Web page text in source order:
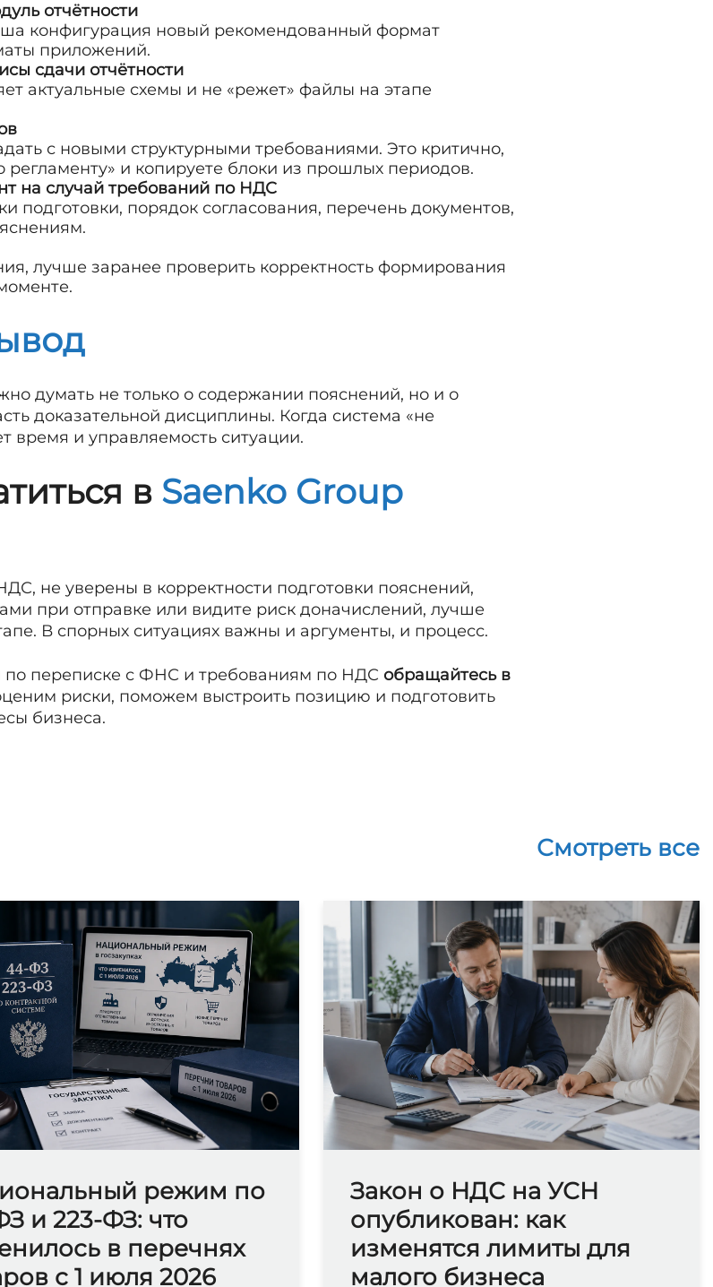
отчётности
конфигурация новый рекомендованный формат
приложений.
сдачи отчётности
актуальные схемы и не «режет» файлы на этапе
с новыми структурными требованиями. Это критично,
регламенту» и копируете блоки из прошлых периодов.
на случай требований по НДС
подготовки, порядок согласования, перечень документов,
лучше заранее проверить корректность формирования
думать не только о содержании пояснений, но и о
доказательной дисциплины. Когда система «не
время и управляемость ситуации.
в Saenko Group
не уверены в корректности подготовки пояснений,
при отправке или видите риск доначислений, лучше
В спорных ситуациях важны и аргументы, и процесс.
по переписке с ФНС и требованиям по НДС обращайтесь в
риски, поможем выстроить позицию и подготовить
бизнеса.
Смотреть все
режим по
и 223-ФЗ: что
в перечнях
с 1 июля 2026
Закон о НДС на УСН
опубликован: как
изменятся лимиты для
малого бизнеса